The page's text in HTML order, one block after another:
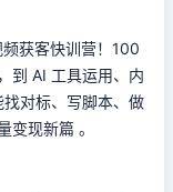
获客快训营！100
到 AI 工具运用、内
对标、写脚本、做
变现新篇 。